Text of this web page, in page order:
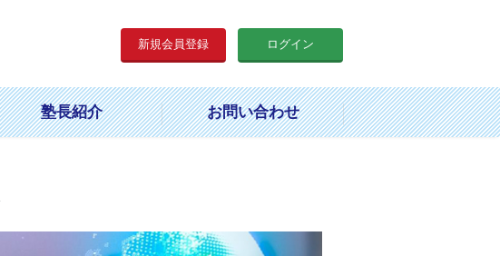
新規会員登録 ログイン
塾長紹介 お問い合わせ